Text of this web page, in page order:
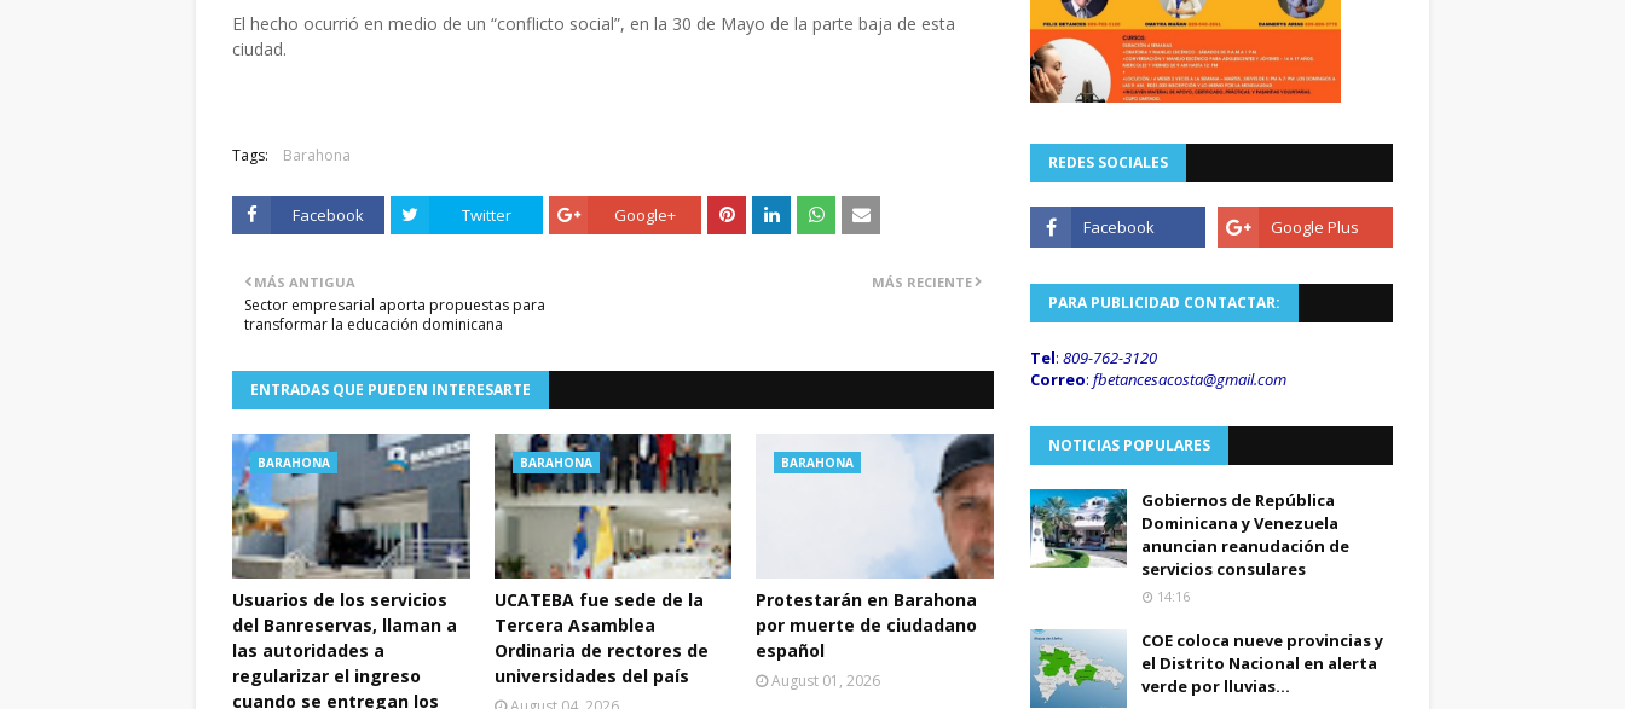
El hecho ocurrió en medio de un “conflicto social”, en la 30 de Mayo de la parte baja de esta
ciudad.
Tags: Barahona
Facebook Twitter Google+
MÁS RECIENTE
MÁS ANTIGUA
Sector empresarial aporta propuestas para
transformar la educación dominicana
ENTRADAS QUE PUEDEN INTERESARTE
BARAHONA
Usuarios de los servicios
del Banreservas, llaman a
las autoridades a
regularizar el ingreso
cuando se entregan los
BARAHONA
UCATEBA fue sede de la
Tercera Asamblea
Ordinaria de rectores de
universidades del país
BARAHONA
Protestarán en Barahona
por muerte de ciudadano
español
August 01, 2026
REDES SOCIALES
PARA PUBLICIDAD CONTACTAR:
Tel: 809-762-3120
Correo: fbetancesacosta@gmail.com
NOTICIAS POPULARES
Gobiernos de República
Dominicana y Venezuela
anuncian reanudación de
servicios consulares
14:16
COE coloca nueve provincias y
el Distrito Nacional en alerta
verde por lluvias...